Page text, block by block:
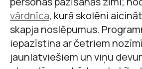
vārdnīca, kurā skolēni
skapja noslēpumus.
iepazīstina ar četriem
jaunlatviešiem un viņu